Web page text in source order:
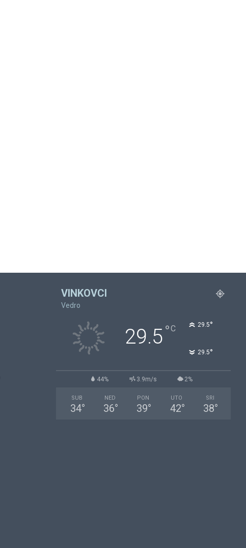
VINKOVCI
Vedro
29.5°C 29.5°
29.5°
44% 3.9m/s 2%
SUB
34°
NED
36°
PON
39°
UTO
42°
SRI
38°